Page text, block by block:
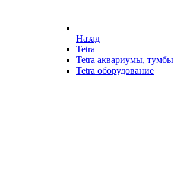
Назад
Tetra
Tetra аквариумы, тумбы
Tetra оборудование